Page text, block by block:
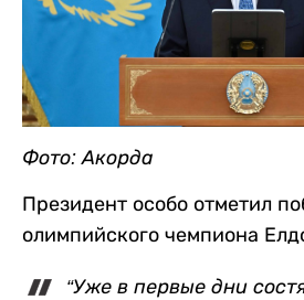
Фото: Акорда
Президент особо отметил
олимпийского чемпиона
“Уже в первые дни